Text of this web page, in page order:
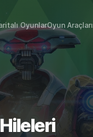
OyunlarOyun Araçları